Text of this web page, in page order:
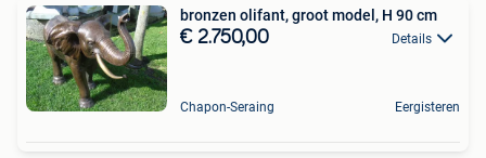
bronzen olifant, groot model, H 90 cm
€ 2.750,00 Details
Chapon-Seraing Eergisteren